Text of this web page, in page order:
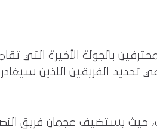
الفريقين اللذين
الجمعة 15 مايو، بثلاث مواجهات، حيث